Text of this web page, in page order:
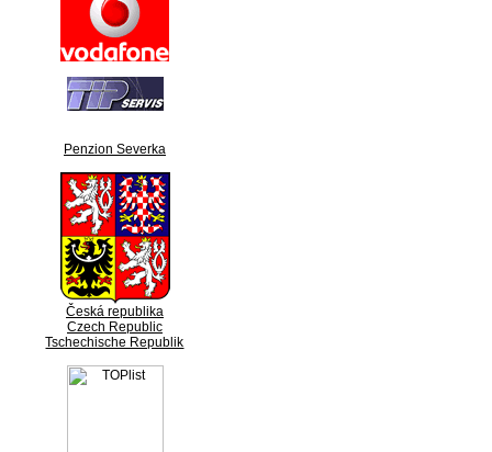
Penzion Severka
Česká republika
Czech Republic
Tschechische Republik